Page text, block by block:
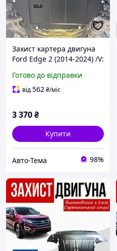
Захист картера двигуна
Ford Edge 2 (2014-2024) /V:
{двигун і КПП}
Готово до відправки
від562₴/міс
3 370₴
Купити
Авто-Тема 98%